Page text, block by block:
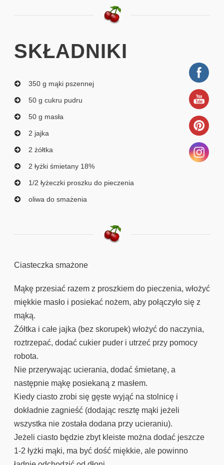
SKŁADNIKI
350 g mąki pszennej
50 g cukru pudru
50 g masła
2 jajka
2 żółtka
2 łyżki śmietany 18%
1/2 łyżeczki proszku do pieczenia
oliwa do smażenia
Ciasteczka smażone
Mąkę przesiać razem z proszkiem do pieczenia, włożyć
miękkie masło i posiekać nożem, aby połączyło się z
mąką.
Żółtka i całe jajka (bez skorupek) włożyć do naczynia,
roztrzepać, dodać cukier puder i utrzeć przy pomocy
robota.
Nie przerywając ucierania, dodać śmietanę, a
następnie mąkę posiekaną z masłem.
Kiedy ciasto zrobi się gęste wyjąć na stolnicę i
dokładnie zagnieść (dodając resztę mąki jeżeli
wszystka nie została dodana przy ucieraniu).
Jeżeli ciasto będzie zbyt kleiste można dodać jeszcze
1-2 łyżki mąki, ma być dość miękkie, ale powinno